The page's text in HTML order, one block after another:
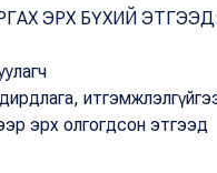
ЭРХ БҮХИЙ ЭТГЭЭД:
эрх олгогдсон этгээд